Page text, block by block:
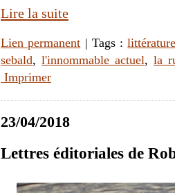
Lire la suite
Lien permanent | Tags :
sebald, l'innommable actuel, la
Imprimer
23/04/2018
Lettres éditoriales de